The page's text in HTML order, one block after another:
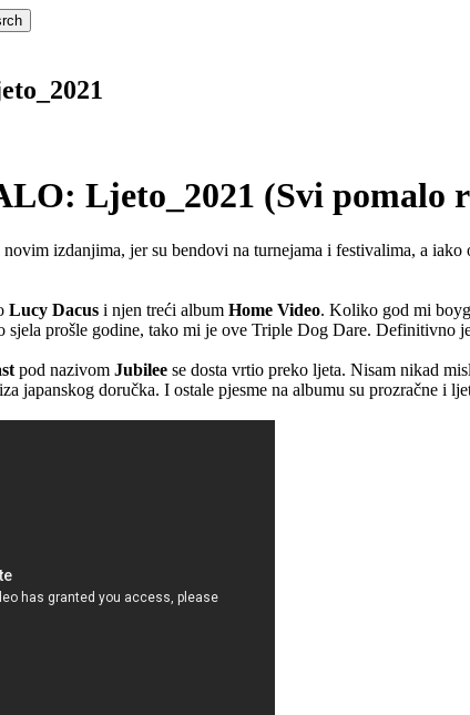
Ljeto_2021 (Svi pomalo
izdanjima, jer su bendovi na turnejama i festivalima, a
Lucy Dacus i njen treći album Home Video. Koliko god mi
prošle godine, tako mi je ove Triple Dog Dare. Definitivno
pod nazivom Jubilee se dosta vrtio preko ljeta. Nisam nikad
japanskog doručka. I ostale pjesme na albumu su prozračne i